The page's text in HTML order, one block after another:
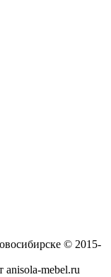
© 2015-
mebel.ru